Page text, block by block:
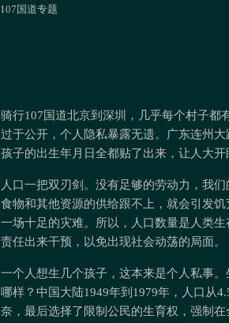
107国道专题
骑行107国道北京到深圳，几乎每个村子都
过于公开，个人隐私暴露无遗。广东连州
孩子的出生年月日全都贴了出来，让人大开
人口一把双刃剑。没有足够的劳动力，我
食物和其他资源的供给跟不上，就会引发
一场十足的灾难。所以，人口数量是人类
责任出来干预，以免出现社会动荡的局面。
一个人想生几个孩子，这本来是个人私事
哪样？中国大陆1949年到1979年，人口从
奈，最后选择了限制公民的生育权，强制